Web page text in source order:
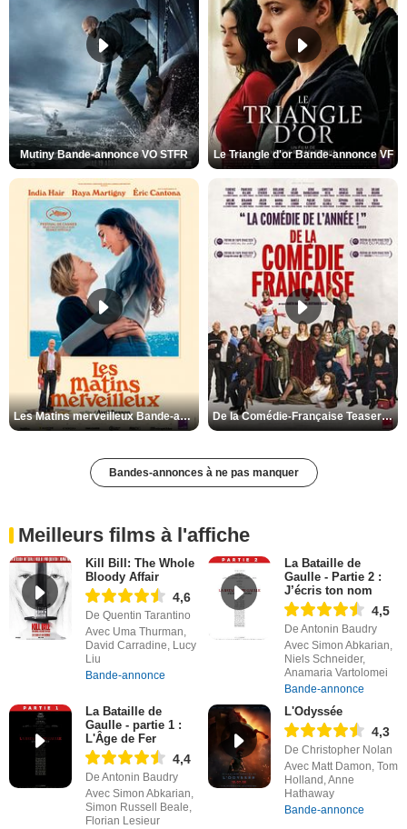
Mutiny Bande-annonce VO STFR Le Triangle d'or Bande-annonce VF
Les Matins merveilleux Bande-annonce VF De la Comédie-Française Teaser VF
Bandes-annonces à ne pas manquer
Meilleurs films à l'affiche
Kill Bill: The Whole
Bloody Affair
4,6
De Quentin Tarantino
Avec Uma Thurman,
David Carradine, Lucy
Liu
Bande-annonce
La Bataille de
Gaulle - Partie 2 :
J’écris ton nom
4,5
De Antonin Baudry
Avec Simon Abkarian,
Niels Schneider,
Anamaria Vartolomei
Bande-annonce
La Bataille de
Gaulle - partie 1 :
L'Âge de Fer
4,4
De Antonin Baudry
Avec Simon Abkarian,
Simon Russell Beale,
Florian Lesieur
L'Odyssée
4,3
De Christopher Nolan
Avec Matt Damon, Tom
Holland, Anne
Hathaway
Bande-annonce